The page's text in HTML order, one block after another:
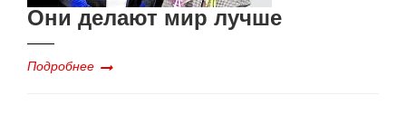
Они делают мир лучше
Подробнее